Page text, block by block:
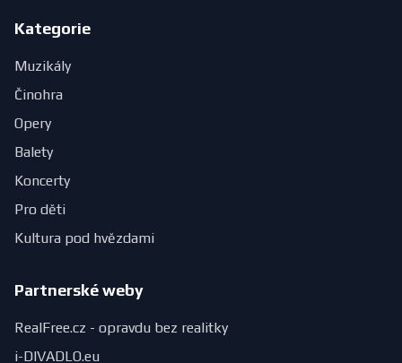
Kategorie
Muzikály
Činohra
Opery
Balety
Koncerty
Pro děti
Kultura pod hvězdami
Partnerské weby
RealFree.cz - opravdu bez realitky
i-DIVADLO.eu